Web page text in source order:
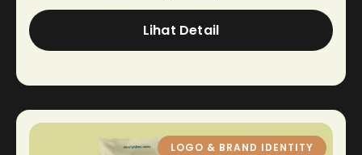
Lihat Detail
LOGO & BRAND IDENTITY